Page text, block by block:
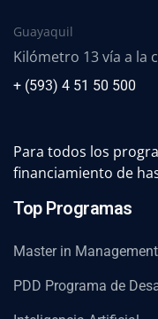
Guayaquil
Kilómetro 13 vía a la
+ (593) 4 51 50 500
Para todos los
financiamiento de
Top Programas
Master in Management
PDD Programa de